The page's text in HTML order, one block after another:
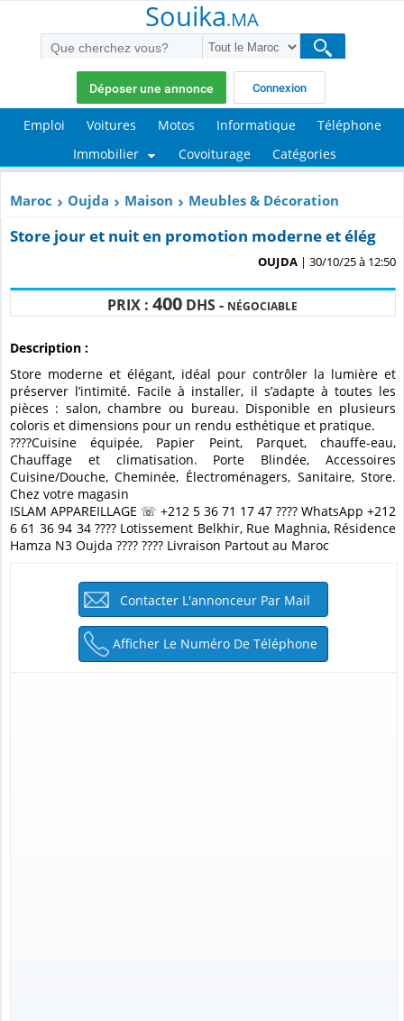
Souika.MA
Déposer une annonce Connexion
Emploi Voitures Motos Informatique
Téléphone
Immobilier
Covoiturage Catégories
Maroc Oujda Maison Meubles & Décoration
Store jour et nuit en promotion moderne et élég
OUJDA | 30/10/25 à 12:50
PRIX :400 DHS - NÉGOCIABLE
Description :
Store moderne et élégant, idéal pour contrôler la lumière et
préserver l’intimité. Facile à installer, il s’adapte à toutes les
pièces : salon, chambre ou bureau. Disponible en plusieurs
coloris et dimensions pour un rendu esthétique et pratique.
????Cuisine équipée, Papier Peint, Parquet, chauffe-eau,
Chauffage et climatisation. Porte Blindée, Accessoires
Cuisine/Douche, Cheminée, Électroménagers, Sanitaire, Store.
Chez votre magasin
ISLAM APPAREILLAGE ☏ +212 5 36 71 17 47 ???? WhatsApp +212
6 61 36 94 34 ???? Lotissement Belkhir, Rue Maghnia, Résidence
Hamza N3 Oujda ???? ???? Livraison Partout au Maroc
Contacter L'annonceur Par Mail